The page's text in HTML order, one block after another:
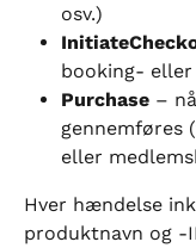
osv.)
booking-
Purchase –
gennemføres
eller
Hver hændelse
produktnavn og -